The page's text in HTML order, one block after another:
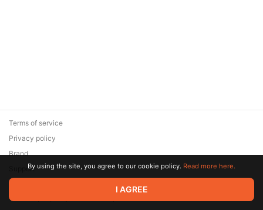
© 2026 Zaya Solutions Limited. All rights reserved. All trademarks
are the property of their respective owners.
Terms of service
Privacy policy
Brand
SupportBy using the site, you agree to our cookie policy. Read more here.
I AGREE